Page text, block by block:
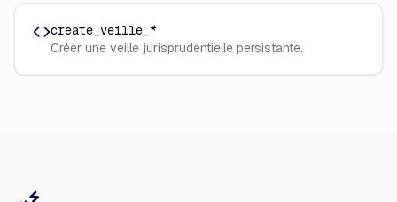
create_veille_*
Créer une veille jurisprudentielle persistante.